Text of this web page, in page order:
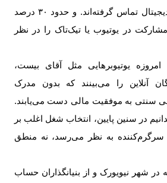
تماس گرفته‌اند. و حدود ۳۰ درصد
در یوتیوب یا تیک‌تاک را در نظر
یوتیوبرهایی مثل آقای بیست،
آنلاین را می‌بینند که بدون مدرک
سنتی به موفقیت مالی دست می‌یابند.
در سنین پایین، انتخاب شغل اغلب بر
به نظر می‌رسد، نه منطق
در شهر نیویورک و از بنیانگذاران حساب